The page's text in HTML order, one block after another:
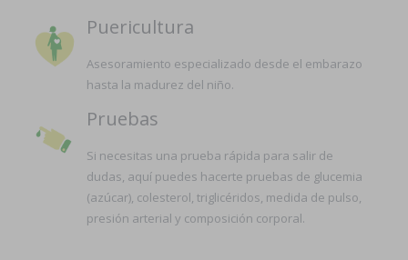
Puericultura
Asesoramiento especializado desde el embarazo
hasta la madurez del niño.
Pruebas
Si necesitas una prueba rápida para salir de
dudas, aquí puedes hacerte pruebas de glucemia
(azúcar), colesterol, triglicéridos, medida de pulso,
presión arterial y composición corporal.